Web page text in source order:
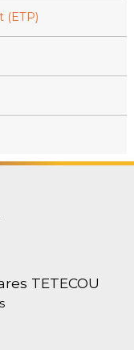
(ETP)
TETECOU